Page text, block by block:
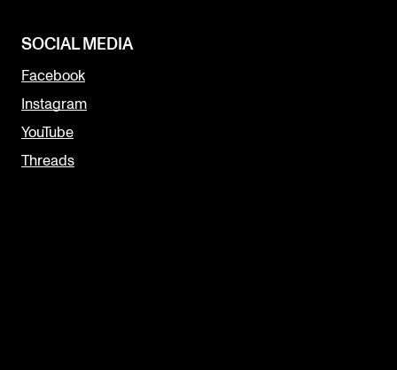
SOCIAL MEDIA
Facebook
Instagram
YouTube
Threads